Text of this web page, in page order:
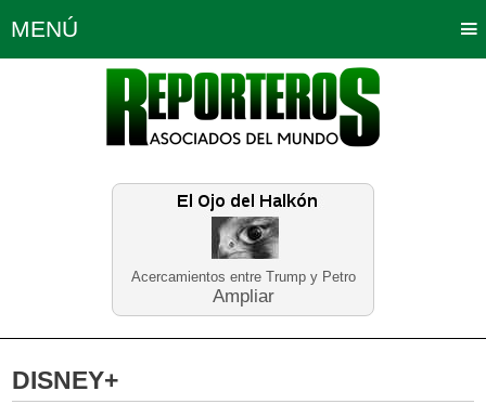
Acercamientos entre Trump y Petro
Ampliar
MENÚ
Política Opinión Bogotá
Planeta Tierra Deportes
Educación Neira
DISNEY+